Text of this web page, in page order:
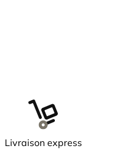
Livraison express